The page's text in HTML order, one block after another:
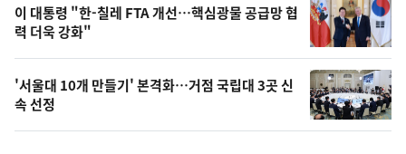
오
늘
의
사
진
이 대통령 "한-칠레 FTA 개선…핵심광물 공급망 협
력 더욱 강화"
'서울대 10개 만들기' 본격화…거점 국립대 3곳 신
속 선정